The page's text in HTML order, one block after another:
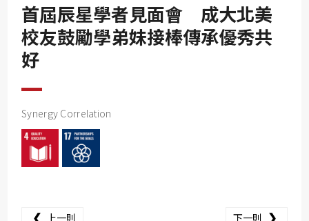
SDG10
SDG11
首屆辰星學者見面會 成大北美
校友鼓勵學弟妹接棒傳承優秀共
好
Synergy Correlation
❮ 上一則 下一則 ❯